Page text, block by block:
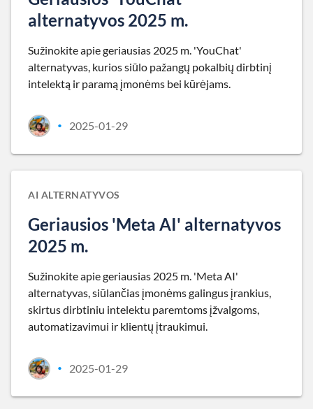
alternatyvos 2025 m.
Sužinokite apie geriausias 2025 m. 'YouChat'
alternatyvas, kurios siūlo pažangų pokalbių dirbtinį
intelektą ir paramą įmonėms bei kūrėjams.
• 2025-01-29
AI ALTERNATYVOS
Geriausios 'Meta AI' alternatyvos
2025 m.
Sužinokite apie geriausias 2025 m. 'Meta AI'
alternatyvas, siūlančias įmonėms galingus įrankius,
skirtus dirbtiniu intelektu paremtoms įžvalgoms,
automatizavimui ir klientų įtraukimui.
• 2025-01-29